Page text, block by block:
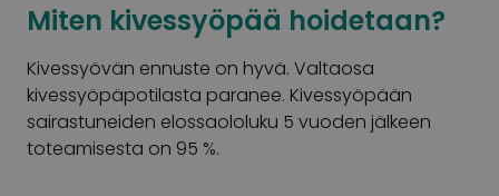
Miten kivessyöpää hoidetaan?
Kivessyövän ennuste on hyvä. Valtaosa
kivessyöpäpotilasta paranee. Kivessyöpään
sairastuneiden elossaololuku 5 vuoden jälkeen
toteamisesta on 95 %.